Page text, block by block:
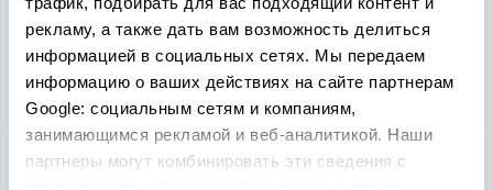
рекламу, а также дать вам возможность делиться
информацией в социальных сетях. Мы передаем
информацию о ваших действиях на сайте партнерам
Google: социальным сетям и компаниям,
занимающимся рекламой и веб-аналитикой. Наши
партнеры могут комбинировать эти сведения с
Казахстана станет эрой больших возможностей
казахстанцев, чтобы реализовать свой потенциал в
полную силу.
Подобрать авто
Стать партнером